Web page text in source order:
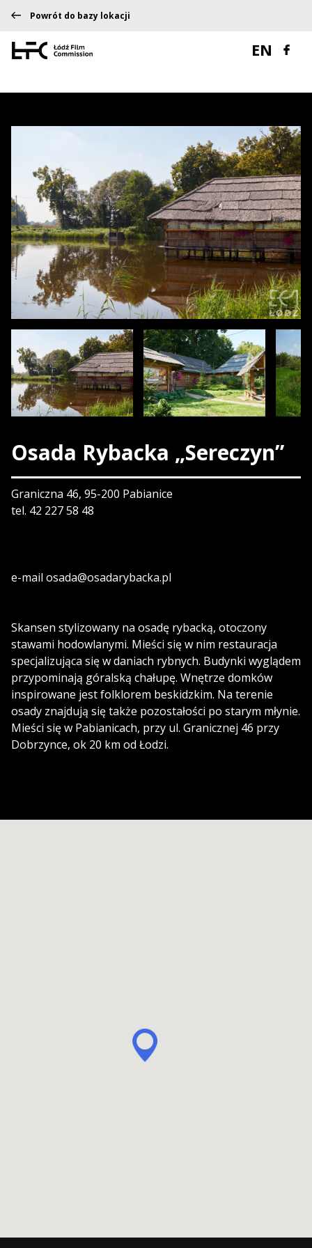
Powrót do bazy lokacji
EN
Osada Rybacka „Sereczyn”
Graniczna 46, 95-200 Pabianice
tel. 42 227 58 48
e-mail osada@osadarybacka.pl
Skansen stylizowany na osadę rybacką, otoczony
stawami hodowlanymi. Mieści się w nim restauracja
specjalizująca się w daniach rybnych. Budynki wyglądem
przypominają góralską chałupę. Wnętrze domków
inspirowane jest folklorem beskidzkim. Na terenie
osady znajdują się także pozostałości po starym młynie.
Mieści się w Pabianicach, przy ul. Granicznej 46 przy
Dobrzynce, ok 20 km od Łodzi.